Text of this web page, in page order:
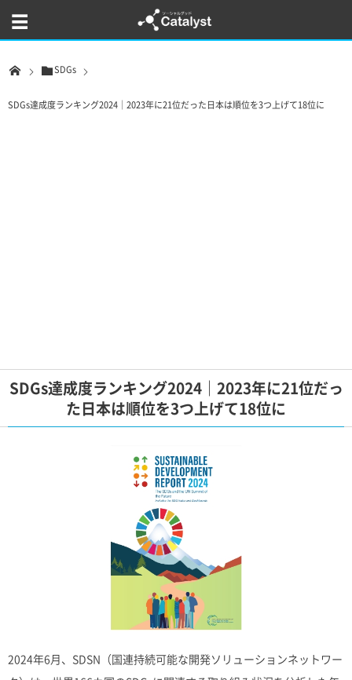
SDGs
SDGs達成度ランキング2024｜2023年に21位だった日本は順位を3つ上げて18位に
SDGs達成度ランキング2024｜2023年に21位だっ
た日本は順位を3つ上げて18位に
2024年6月、SDSN（国連持続可能な開発ソリューションネットワー